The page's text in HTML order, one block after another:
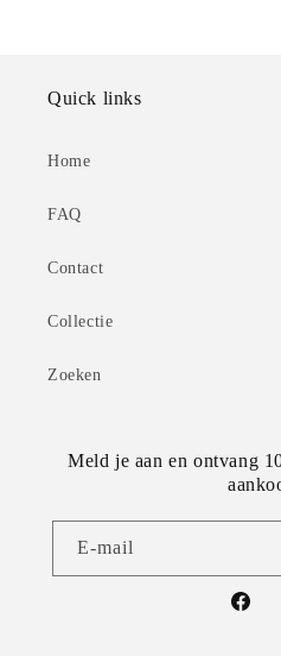
Quick links
Home
FAQ
Contact
Collectie
Zoeken
Meld je aan en ontvang
E‑mail